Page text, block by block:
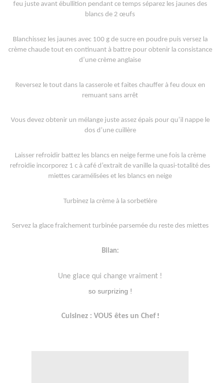
feu juste avant ébullition pendant ce temps séparez les jaunes des
blancs de 2 œufs
Blanchissez les jaunes avec 100 g de sucre en poudre puis versez la
crème chaude tout en continuant à battre pour obtenir la consistance
d’une crème anglaise
Reversez le tout dans la casserole et faites chauffer à feu doux en
remuant sans arrêt
Vous devez obtenir un mélange juste assez épais pour qu’il nappe le
dos d’une cuillère
Laisser refroidir battez les blancs en neige ferme une fois la crème
refroidie incorporez 1 c à café d’extrait de vanille la quasi-totalité des
miettes caramélisées et les blancs en neige
Turbinez la crème à la sorbetière
Servez la glace fraîchement turbinée parsemée du reste des miettes
Bilan:
Une glace qui change vraiment !
so surprizing !
Cuisinez : VOUS êtes un Chef !